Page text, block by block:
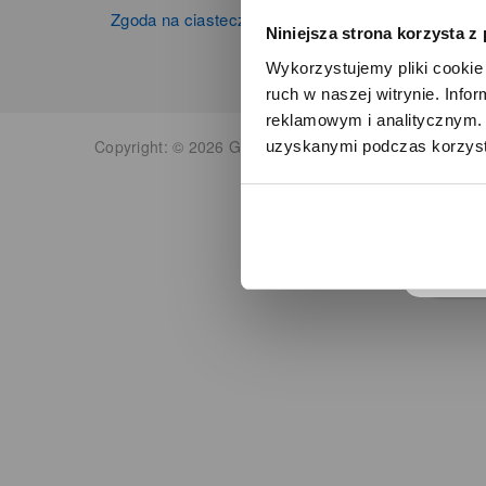
Niniejsza strona korzysta z
Wykorzystujemy pliki
ruch w naszej witrynie.
reklamowym i
uzyskanymi podczas
Zgoda na ciasteczka
Copyright: © 2026 Grupa Zibi S.A. Wszelkie prawa